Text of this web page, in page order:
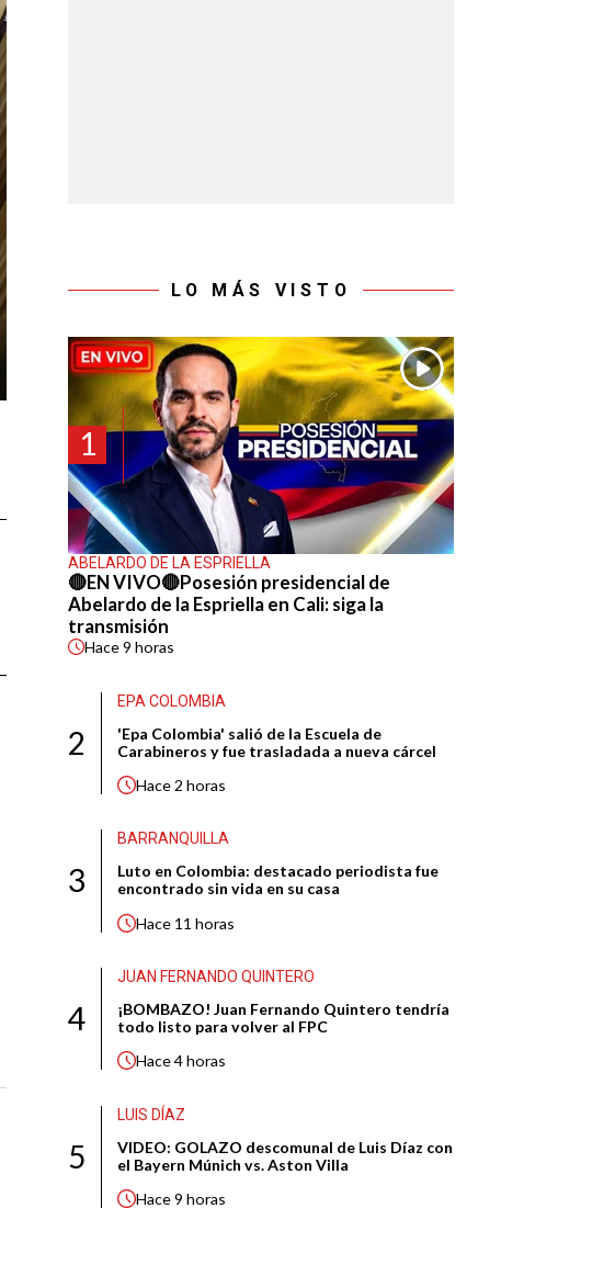
LO MÁS VISTO
1
ABELARDO DE LA ESPRIELLA
🔴EN VIVO🔴Posesión presidencial de
Abelardo de la Espriella en Cali: siga la
transmisión
Hace9 horas
2
EPA COLOMBIA
'Epa Colombia' salió de la Escuela de
Carabineros y fue trasladada a nueva cárcel
Hace2 horas
3
BARRANQUILLA
Luto en Colombia: destacado periodista fue
encontrado sin vida en su casa
Hace 11 horas
4
JUAN FERNANDO QUINTERO
¡BOMBAZO! Juan Fernando Quintero tendría
todo listo para volver al FPC
Hace4 horas
5
LUIS DÍAZ
VIDEO: GOLAZO descomunal de Luis Díaz con
el Bayern Múnich vs. Aston Villa
Hace9 horas